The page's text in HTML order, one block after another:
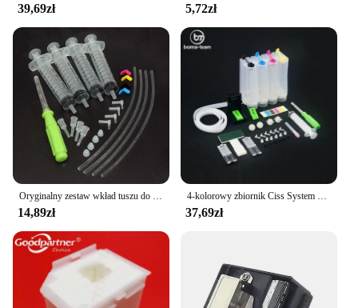
39,69zł 5,72zł
14,89zł 37,69zł